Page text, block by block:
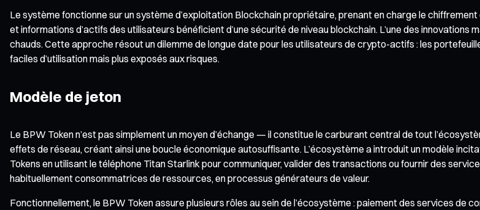
Le système fonctionne sur un système d’exploitation Blockchain propriétaire, prenant en charge le
et informations d’actifs des utilisateurs bénéficient d’une sécurité de niveau blockchain. L’une des
chauds. Cette approche résout un dilemme de longue date pour les utilisateurs de crypto-actifs : les
faciles d’utilisation mais plus exposés aux risques.
Modèle de jeton
Le BPW Token n’est pas simplement un moyen d’échange — il constitue le carburant central de tout
effets de réseau, créant ainsi une boucle économique autosuffisante. L’écosystème a introduit un modèle
Tokens en utilisant le téléphone Titan Starlink pour communiquer, valider des transactions ou fournir des
habituellement consommatrices de ressources, en processus générateurs de valeur.
Fonctionnellement, le BPW Token assure plusieurs rôles au sein de l’écosystème : paiement des services de